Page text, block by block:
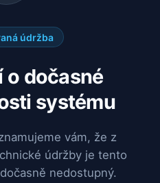
údržba
o dočasné
systému
vám, že z
údržby je tento
nedostupný.